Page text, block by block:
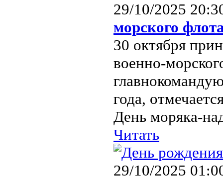
29/10/2025
морского
30 октября
военно-
года,
День моряка-
Читать
29/10/2025